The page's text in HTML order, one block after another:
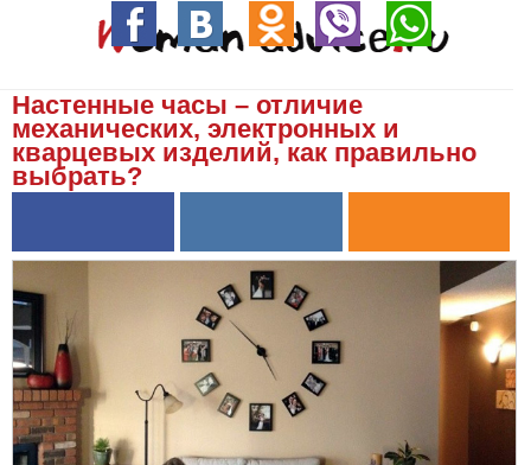
Настенные часы – отличие
механических, электронных и
кварцевых изделий, как правильно
выбрать?